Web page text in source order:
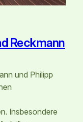
Reckmann
und Philipp
Insbesondere